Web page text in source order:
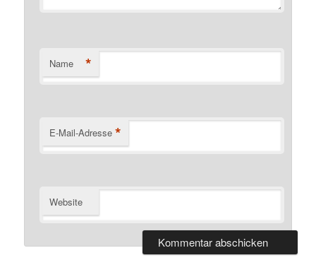
Name *
E-Mail-Adresse *
Website